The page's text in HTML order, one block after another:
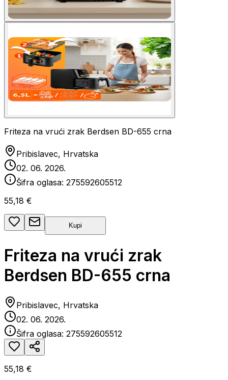
Friteza na vrući zrak Berdsen BD-655 crna
Pribislavec, Hrvatska
02. 06. 2026.
Šifra oglasa: 275592605512
55,18 €
Kupi
Friteza na vrući zrak
Berdsen BD-655 crna
Pribislavec, Hrvatska
02. 06. 2026.
Šifra oglasa: 275592605512
55,18 €